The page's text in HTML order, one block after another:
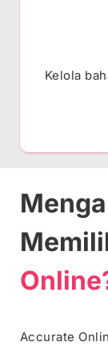
Kelola
Accurate